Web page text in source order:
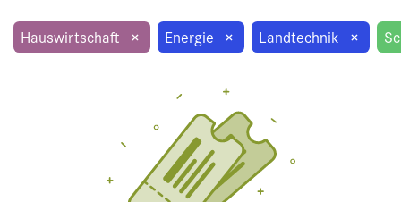
Hauswirtschaft × Energie × Landtechnik ×